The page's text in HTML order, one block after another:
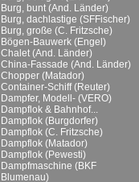
Burg, bunt (And. Länder)
Burg, dachlastige (SFFischer)
Burg, große (C. Fritzsche)
Bögen-Bauwerk (Engel)
Chalet (And. Länder)
China-Fassade (And. Länder)
Chopper (Matador)
Container-Schiff (Reuter)
Dampfer, Modell- (VERO)
Dampflok & Bahnhof...
Dampflok (Burgdorfer)
Dampflok (C. Fritzsche)
Dampflok (Matador)
Dampflok (Pewesti)
Dampfmaschine (BKF
Blumenau)